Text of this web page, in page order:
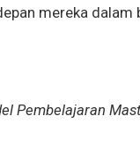
mereka dalam
Pembelajaran